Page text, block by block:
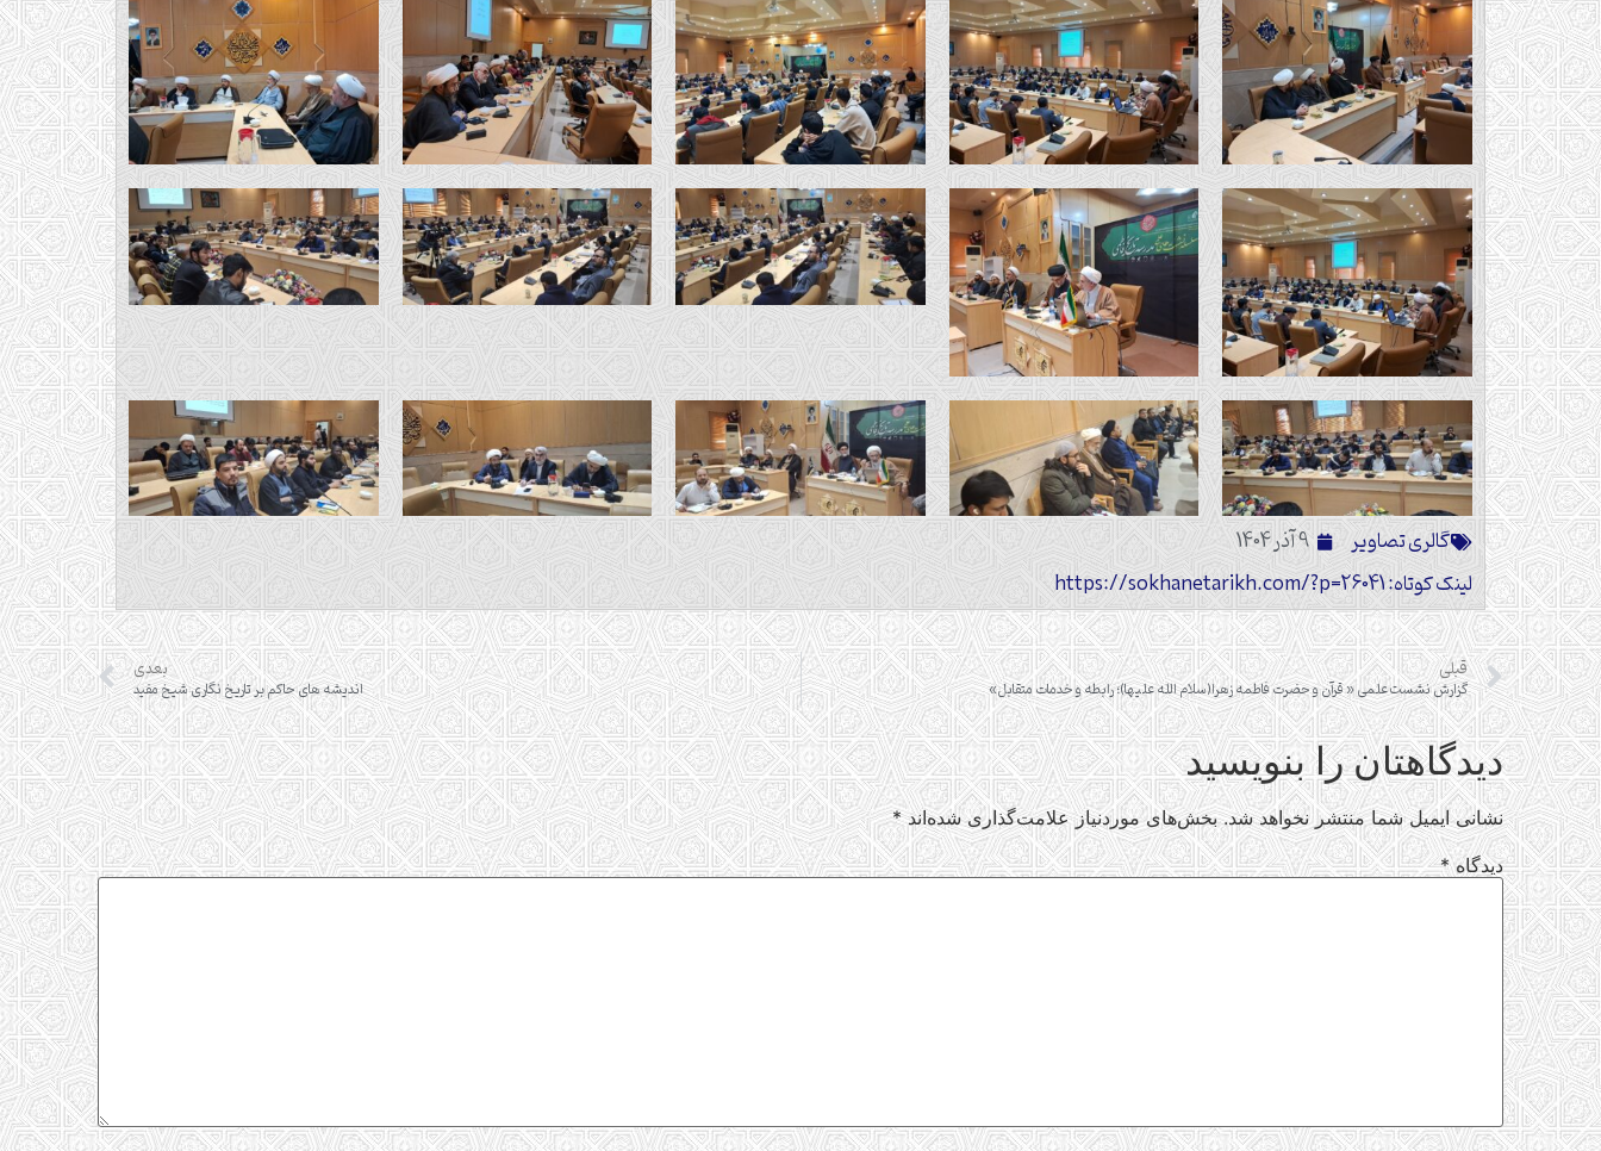
گالری تصاویر
9 آذر 1404
لینک کوتاه: https://sokhanetarikh.com/?p=26041
قبلی
گزارش نشست علمی « قرآن و حضرت فاطمه زهرا(سلام الله علیها)؛ رابطه و خدمات متقابل»
بعدی
اندیشه های حاکم بر تاریخ نگاری شیخ مفید
دیدگاهتان را بنویسید
نشانی ایمیل شما منتشر نخواهد شد. بخش‌های موردنیاز علامت‌گذاری شده‌اند*
دیدگاه*